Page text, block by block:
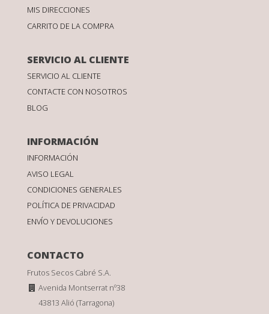
MIS DIRECCIONES
CARRITO DE LA COMPRA
SERVICIO AL CLIENTE
SERVICIO AL CLIENTE
CONTACTE CON NOSOTROS
BLOG
INFORMACIÓN
INFORMACIÓN
AVISO LEGAL
CONDICIONES GENERALES
POLÍTICA DE PRIVACIDAD
ENVÍO Y DEVOLUCIONES
CONTACTO
Frutos Secos Cabré S.A.
Avenida Montserrat nº38
43813 Alió (Tarragona)